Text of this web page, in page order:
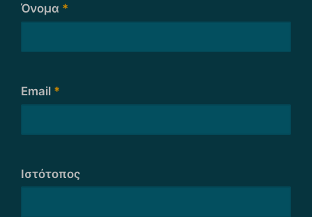
Όνομα *
Email *
Ιστότοπος